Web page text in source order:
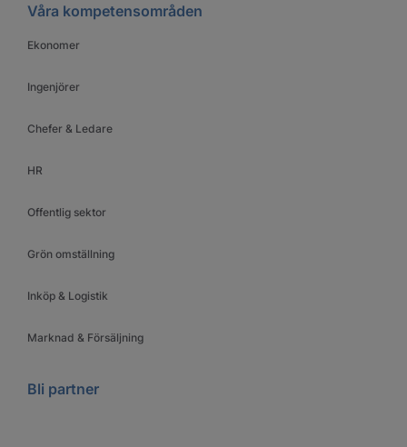
Våra kompetensområden
Ekonomer
Ingenjörer
Chefer & Ledare
HR
Offentlig sektor
Grön omställning
Inköp & Logistik
Marknad & Försäljning
Bli partner